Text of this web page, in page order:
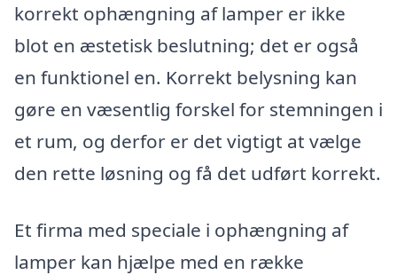
korrekt ophængning af lamper er ikke
blot en æstetisk beslutning; det er også
en funktionel en. Korrekt belysning kan
gøre en væsentlig forskel for stemningen i
et rum, og derfor er det vigtigt at vælge
den rette løsning og få det udført korrekt.
Et firma med speciale i ophængning af
lamper kan hjælpe med en række